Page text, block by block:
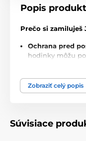
Popis
Prečo si zamiluješ
Ochrana pred
hodinky môžu
Luxusný vzhľad:
a precízne
praktickú, ale aj
Zobraziť celý popis
Súvisiace